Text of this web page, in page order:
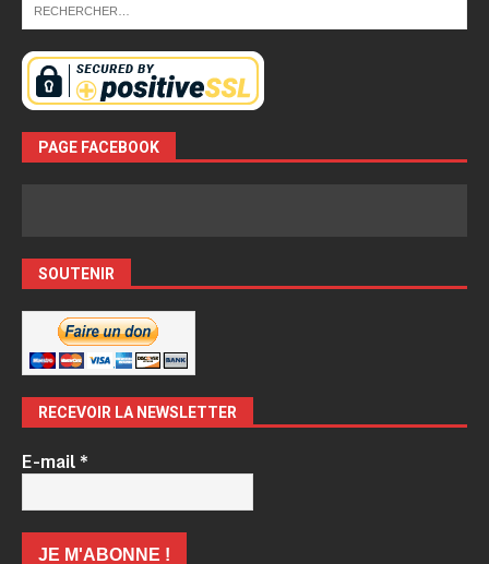
PAGE FACEBOOK
SOUTENIR
RECEVOIR LA NEWSLETTER
E-mail*